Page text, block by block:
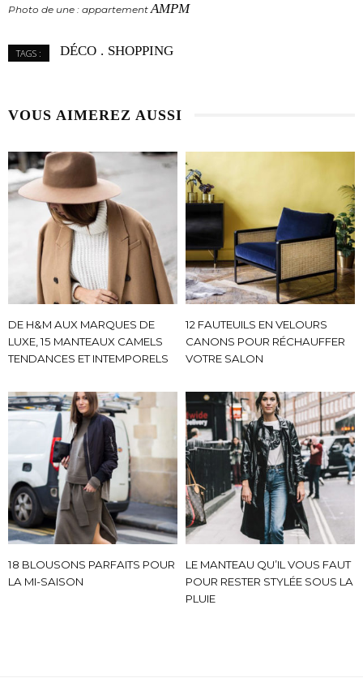
Photo de une : appartement AMPM
TAGS : DÉCO SHOPPING
VOUS AIMEREZ AUSSI
DE H&M AUX MARQUES DE
LUXE, 15 MANTEAUX CAMELS
TENDANCES ET INTEMPORELS
12 FAUTEUILS EN VELOURS
CANONS POUR RÉCHAUFFER
VOTRE SALON
18 BLOUSONS PARFAITS POUR
LA MI-SAISON
LE MANTEAU QU’IL VOUS FAUT
POUR RESTER STYLÉE SOUS LA
PLUIE